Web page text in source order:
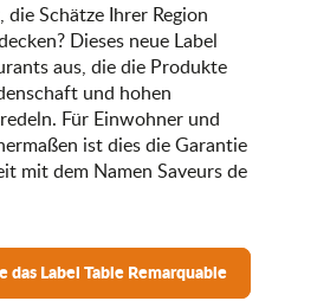
die Schätze Ihrer Region
Dieses neue Label
aus, die die Produkte
und hohen
Für Einwohner und
ist dies die Garantie
mit dem Namen Saveurs de
das Label Table Remarquable